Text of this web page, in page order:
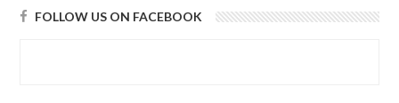
FOLLOW US ON FACEBOOK